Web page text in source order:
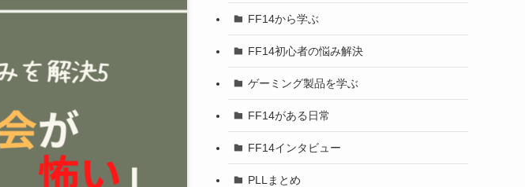
FF14から学ぶ
FF14初心者の悩み解決
ゲーミング製品を学ぶ
FF14がある日常
FF14インタビュー
PLLまとめ